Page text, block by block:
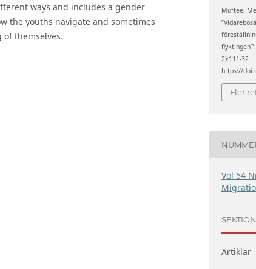
ways and includes a gender
the youths navigate and sometimes
themselves.
Muftee,
flyktingen’”.
2):111-32.
https://
Fler
Vol 54
SEKTION
Artiklar